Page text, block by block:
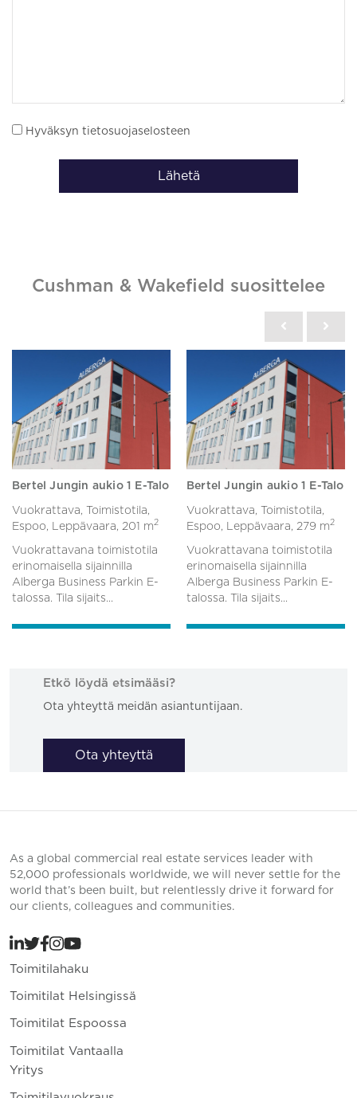
Hyväksyn tietosuojaselosteen
Lähetä
Cushman & Wakefield suosittelee
Bertel Jungin aukio 1 E-Talo
Vuokrattava, Toimistotila,
Espoo, Leppävaara, 201 m2
Vuokrattavana toimistotila
erinomaisella sijainnilla
Alberga Business Parkin E-
talossa. Tila sijaits...
Bertel Jungin aukio 1 E-Talo
Vuokrattava, Toimistotila,
Espoo, Leppävaara, 279 m2
Vuokrattavana toimistotila
erinomaisella sijainnilla
Alberga Business Parkin E-
talossa. Tila sijaits...
Etkö löydä etsimääsi?
Ota yhteyttä meidän asiantuntijaan.
Ota yhteyttä
As a global commercial real estate services leader with
52,000 professionals worldwide, we will never settle for the
world that’s been built, but relentlessly drive it forward for
our clients, colleagues and communities.
Toimitilahaku
Toimitilat Helsingissä
Toimitilat Espoossa
Toimitilat Vantaalla
Yritys